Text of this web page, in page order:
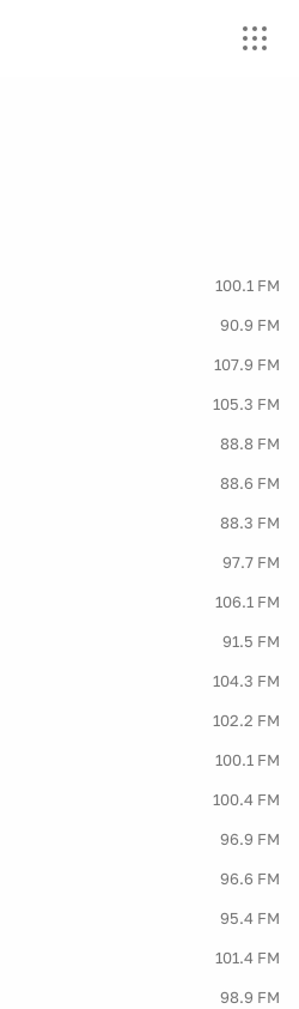
100.1 FM
90.9 FM
107.9 FM
105.3 FM
88.8 FM
88.6 FM
88.3 FM
97.7 FM
106.1 FM
91.5 FM
104.3 FM
102.2 FM
100.1 FM
100.4 FM
96.9 FM
96.6 FM
95.4 FM
101.4 FM
98.9 FM